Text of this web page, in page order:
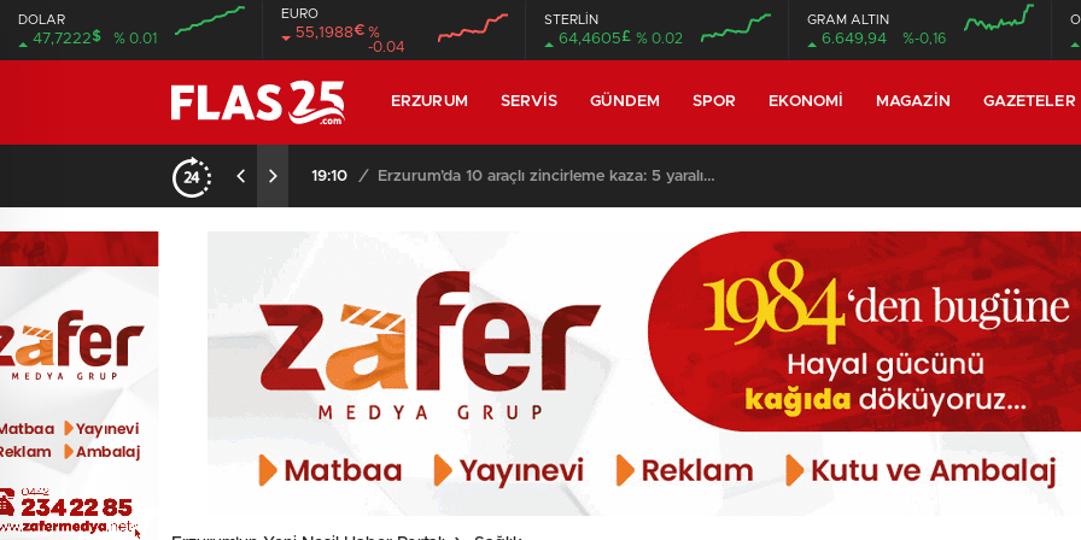
DOLAR
47,7222$ % 0.01
EURO
55,1988€ %
-0.04
STERLİN
64,4605£ % 0.02
GRAM ALTIN
6.649,94 %-0,16
ERZURUM SERVIS GÜNDEM SPOR EKONOMI MAGAZIN GAZETELER
19:10 / Erzurum’da 10 araçlı zincirleme kaza: 5 yaralı…